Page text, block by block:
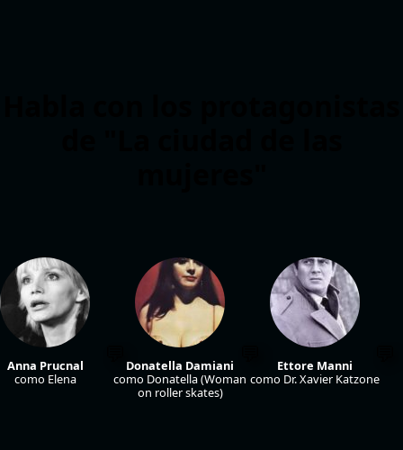
Anna Prucnal
como Elena
Donatella Damiani
como Donatella (Woman
on roller skates)
Ettore Manni
como Dr. Xavier Katzone